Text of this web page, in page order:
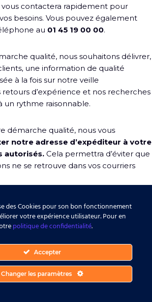
vous contactera rapidement pour
besoins. Vous pouvez également
au 01 45 19 00 00.
qualité, nous souhaitons délivrer,
une information de qualité
à la fois sur notre veille
d’expérience et nos recherches
un rythme raisonnable.
démarche qualité, nous vous
notre adresse d’expéditeur à votre
autorisés. Cela permettra d’éviter que
ne se retrouve dans vos courriers
des Cookies pour son bon fonctionnement
votre expérience utilisateur. Pour en
politique de confidentialité.
Accepter
Changer les paramètres